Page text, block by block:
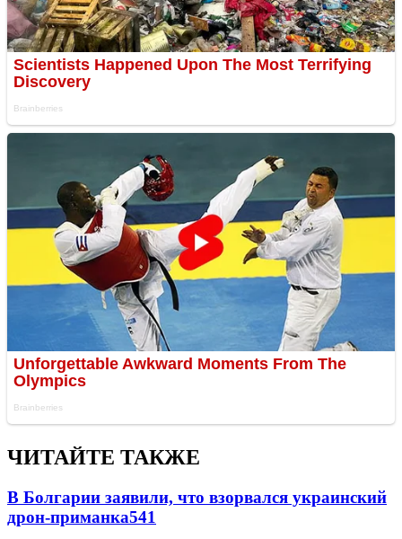
ЧИТАЙТЕ ТАКЖЕ
В Болгарии заявили, что взорвался украинский
дрон-приманка541